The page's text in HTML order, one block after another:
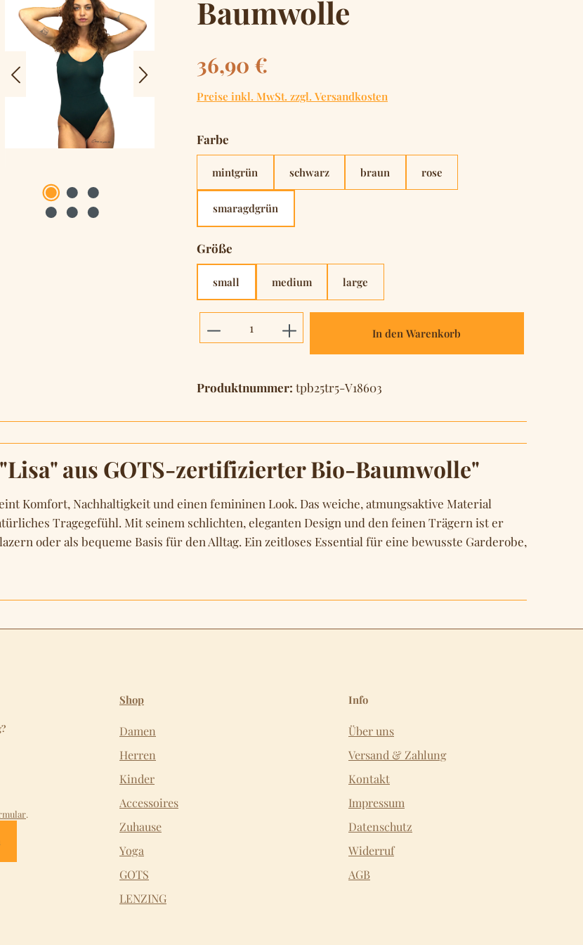
Baumwolle
Regulärer Preis:
36,90 €
Preise inkl. MwSt. zzgl. Versandkosten
Farbe
mintgrün schwarz braun rose
smaragdgrün
Größe
small medium large
Produkt Anzahl: Gib den gewünschten Wert
In den Warenkorb
Produktnummer: tpb25tr5-V18603
aus GOTS-zertifizierter Bio-Baumwolle"
Komfort, Nachhaltigkeit und einen femininen Look. Das weiche, atmungsaktive Material
Tragegefühl. Mit seinem schlichten, eleganten Design und den feinen Trägern ist er
oder als bequeme Basis für den Alltag. Ein zeitloses Essential für eine bewusste Garderobe,
.
Shop
Damen
Herren
Kinder
Accessoires
Zuhause
Yoga
GOTS
LENZING
Info
Über uns
Versand & Zahlung
Kontakt
Impressum
Datenschutz
Widerruf
AGB